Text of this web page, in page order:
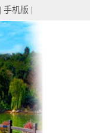
手机版